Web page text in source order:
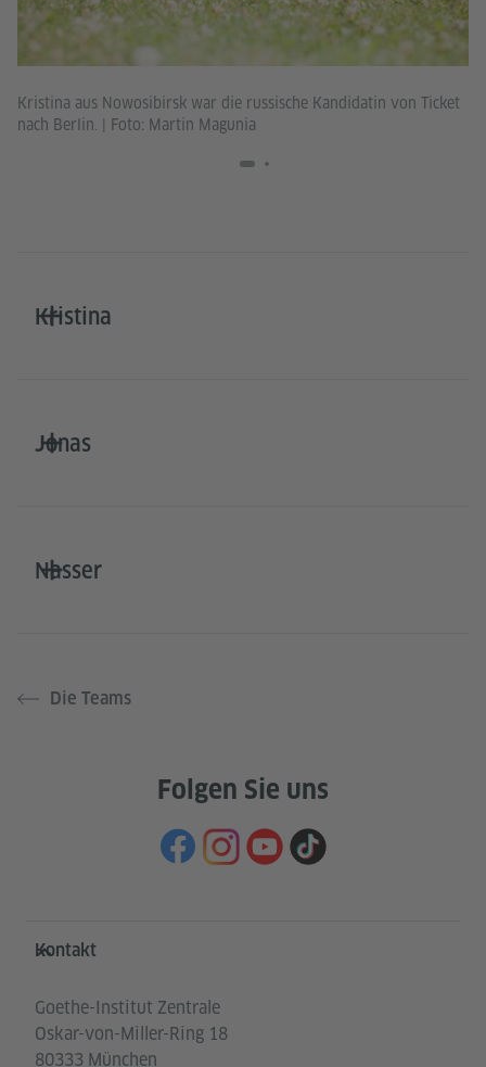
Kristina aus Nowosibirsk war die russische Kandidatin von Ticket
nach Berlin. | Foto: Martin Magunia
Kristina
Jonas
Nasser
Die Teams
Folgen Sie uns
Service- und Informationsbereich
Kontakt
Goethe-Institut Zentrale
Oskar-von-Miller-Ring 18
80333 München